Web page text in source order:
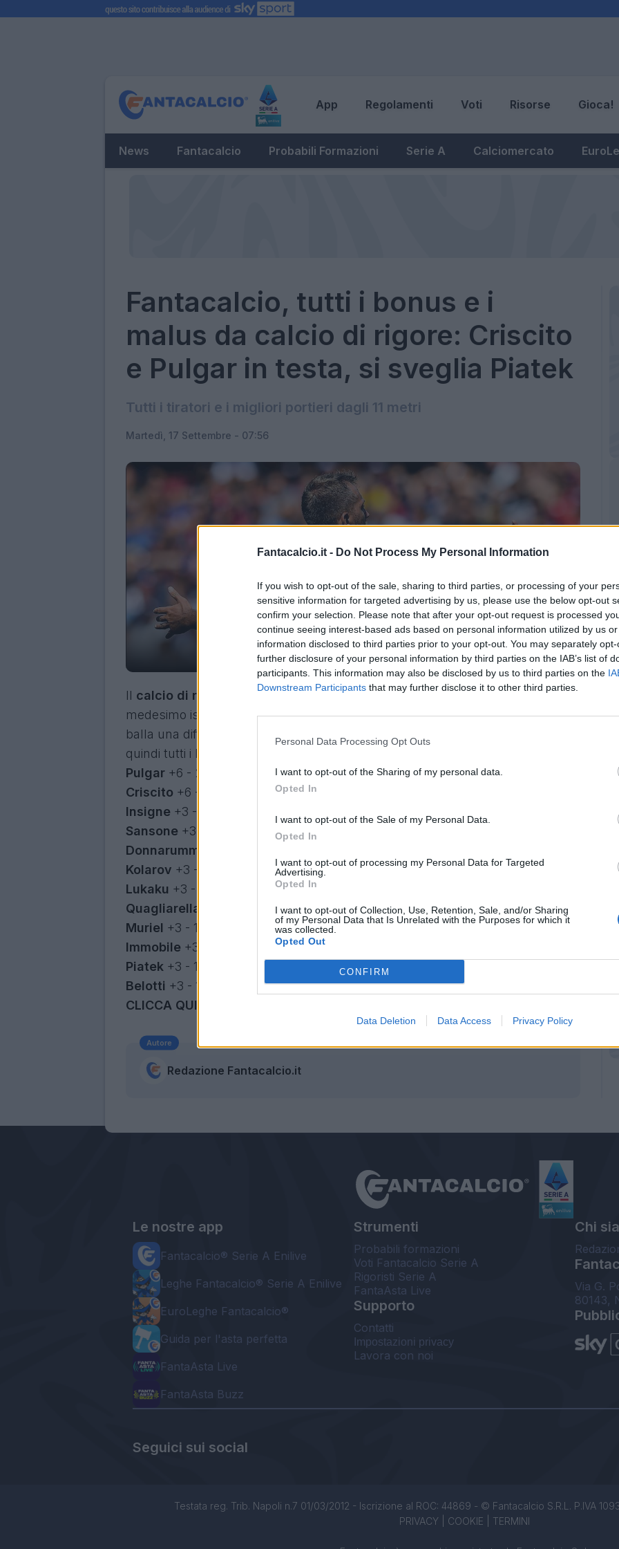
Fantacalcio.it - Do Not Process My Personal Information
If you wish to opt-out of the sale, sharing to third parties, or processing of your
sensitive information for targeted advertising by us, please use the below opt-out
confirm your selection. Please note that after your opt-out request is processed
continue seeing interest-based ads based on personal information utilized by us
information disclosed to third parties prior to your opt-out. You may separately
further disclosure of your personal information by third parties on the IAB’s list of
participants. This information may also be disclosed by us to third parties on the
Downstream Participants that may further disclose it to other third parties.
Personal Data Processing Opt Outs
I want to opt-out of the Sharing of my personal data.
Opted In
I want to opt-out of the Sale of my Personal Data.
Opted In
I want to opt-out of processing my Personal Data for Targeted
Advertising.
Opted In
I want to opt-out of Collection, Use, Retention, Sale, and/or Sharing
of my Personal Data that Is Unrelated with the Purposes for which it
was collected.
Opted Out
CONFIRM
Data Deletion Data Access Privacy Policy
App Regolamenti Voti Risorse Gioca!
News Fantacalcio Probabili Formazioni Serie A Calciomercato
Fantacalcio, tutti i bonus e i
malus da calcio di rigore: Criscito
e Pulgar in testa, si sveglia Piatek
Tutti i tiratori e i migliori portieri dagli 11 metri
Martedì, 17 Settembre - 07:56
Criscito (Getty Images)
Il calcio di rigore
, un aspetto del gioco del calcio che da gioia e terrore nel
medesimo istante al fantallenatore che ha puntato sul rigorista perchè sa che
balla una differenza di sei punti, tra +3 e -3 o tra +3 e -1 per i portieri. Ecco
quindi tutti i bonus da calcio di rigore per questa stagione partendo da chi tira.
Pulgar +6 - 2 segnati
Criscito +6 - 2 segnati
Insigne +3 - 1 segnato
Sansone +3 - 1 segnato
Donnarumma Al.
Kolarov +3 - 1 segnato
Lukaku +3 - 1 segnato
Quagliarella
+3 - 1 segnato
Muriel +3 - 1 segnato
Immobile +3 - 1 segnato
Piatek +3 - 1 segnato
Belotti +3 - 1 segnato
CLICCA QUI PER CONOSCERE TUTTI I RIGORISTI DELLA SERIE A
Autore
Redazione Fantacalcio.it
Le nostre app
Fantacalcio® Serie A Enilive
Leghe Fantacalcio® Serie A Enilive
EuroLeghe Fantacalcio®
Guida per l'asta perfetta
FantaAsta Live
FantaAsta Buzz
Strumenti
Probabili formazioni
Voti Fantacalcio Serie A
Rigoristi Serie A
FantaAsta Live
Supporto
Contatti
Impostazioni privacy
Lavora con noi
Chi
Via G.
80143,
Seguici sui social
Testata reg. Trib. Napoli n.7 01/03/2012 - Iscrizione al ROC: 44869 - © Fantacalcio S.R.L. P.IVA
PRIVACY| COOKIE TERMINI